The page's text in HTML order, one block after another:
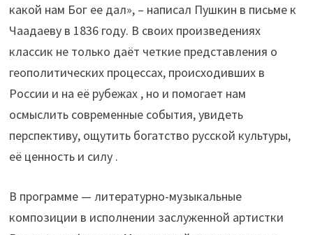
какой нам Бог ее дал», – написал Пушкин в письме к
Чаадаеву в 1836 году. В своих произведениях
классик не только даёт четкие представления о
геополитических процессах, происходивших в
России и на её рубежах , но и помогает нам
осмыслить современные события, увидеть
перспективу, ощутить богатство русской культуры,
её ценность и силу .
В программе — литературно-музыкальные
композиции в исполнении заслуженной артистки